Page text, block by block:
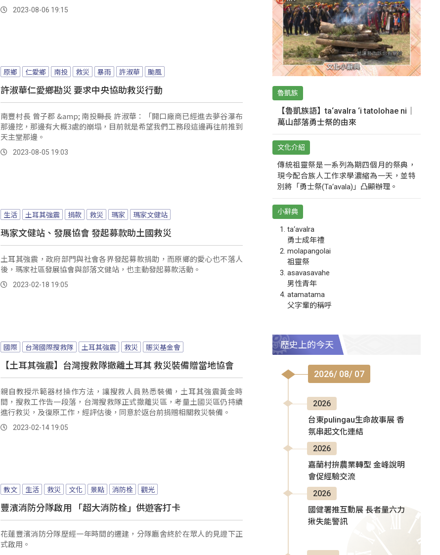
2023-08-06 19:15
原鄉 仁愛鄉 南投 救災 暴雨 許淑華 颱風
許淑華仁愛鄉勘災 要求中央協助救災行動
南豐村長 曾子郡 &amp; 南投縣長 許淑華：「開口廠商已經進去夢谷瀑布
那邊挖，那邊有大概3處的崩塌，目前就是希望我們工務段這邊再往前推到
天主堂那邊。
2023-08-05 19:03
生活 土耳其強震 捐款 救災 瑪家 瑪家文健站
瑪家文健站、發展協會 發起募款助土國救災
土耳其強震，政府部門與社會各界發起募款捐助，而原鄉的愛心也不落人
後，瑪家社區發展協會與部落文健站，也主動發起募款活動。
2023-02-18 19:05
國際 台灣國際搜救隊 土耳其強震 救災 賑災基金會
【土耳其強震】台灣搜救隊撤離土耳其 救災裝備贈當地協會
親自教授示範器材操作方法，讓搜救人員熟悉裝備，土耳其強震黃金時
間，搜救工作告一段落，台灣搜救隊正式撤離災區，考量土國災區仍持續
進行救災，及復原工作，經評估後，同意於返台前捐贈相關救災裝備。
2023-02-14 19:05
教文 生活 救災 文化 景點 消防栓 觀光
豐濱消防分隊啟用 「超大消防栓」供遊客打卡
花蓮豐濱消防分隊歷經一年時間的遷建，分隊廳舍終於在眾人的見證下正
式啟用。
魯凱族
【魯凱族語】ta‘avalra ‘i tatolohae ni｜
萬山部落勇士祭的由來
文化介紹
傳統祖靈祭是一系列為期四個月的祭典，
現今配合族人工作求學濃縮為一天，並特
別將「勇士祭(Ta‘avala)」凸顯辦理。
小辭典
ta‘avalra
勇士成年禮
molapangolai
祖靈祭
asavasavahe
男性青年
atamatama
父字輩的稱呼
歷史上的今天
2026/ 08/ 07
2026
台東pulingau生命故事展 香
氛串起文化連結
2026
嘉蘭村拚農業轉型 金峰說明
會促經驗交流
2026
國健署推互動展 長者量六力
揪失能警訊